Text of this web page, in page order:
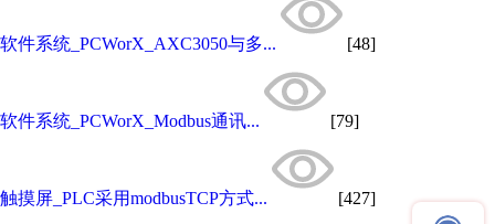
软件系统_PCWorX_AXC3050与多... [48]
软件系统_PCWorX_Modbus通讯... [79]
触摸屏_PLC采用modbusTCP方式... [427]